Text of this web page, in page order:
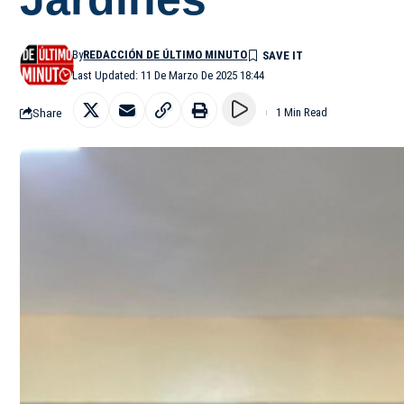
Last Updated: 11 De Marzo De 2025 18:44
ByREDACCIÓN DE ÚLTIMO MINUTO
Share 1 Min Read